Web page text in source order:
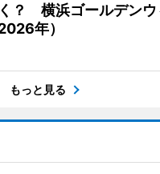
？ 横浜ゴールデンウ
年）
もっと見る